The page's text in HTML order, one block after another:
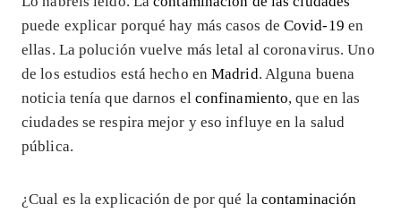
puede explicar porqué hay más casos de Covid-19 en
ellas. La polución vuelve más letal al coronavirus. Uno
de los estudios está hecho enMadrid. Alguna buena
noticia tenía que darnos el confinamiento, que en las
ciudades se respira mejor y eso influye en la salud
pública.
¿Cual es la explicación de por qué la contaminación